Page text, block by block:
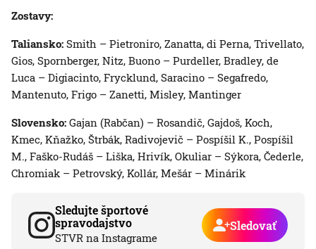
Zostavy:
Taliansko: Smith – Pietroniro, Zanatta, di Perna, Trivellato,
Gios, Spornberger, Nitz, Buono – Purdeller, Bradley, de
Luca – Digiacinto, Frycklund, Saracino – Segafredo,
Mantenuto, Frigo – Zanetti, Misley, Mantinger
Slovensko: Gajan (Rabčan) – Rosandič, Gajdoš, Koch,
Kmec, Kňažko, Štrbák, Radivojevič – Pospíšil K., Pospíšil
M., Faško-Rudáš – Liška, Hrivík, Okuliar – Sýkora, Čederle,
Chromiak – Petrovský, Kollár, Mešár – Minárik
Sledujte športové
spravodajstvo
STVR na Instagrame
Sledovať